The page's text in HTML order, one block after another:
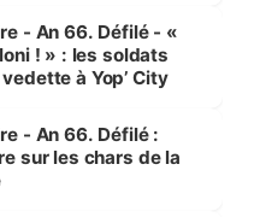
- An 66. Défilé - «
! » : les soldats
à Yop’ City
- An 66. Défilé :
sur les chars de la